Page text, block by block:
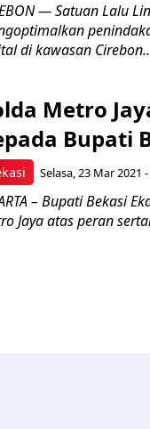
— Satuan Lalu
di kawasan
Metro
Bupati
Selasa, 23 Mar 2021
– Bupati Bekasi
Jaya atas peran